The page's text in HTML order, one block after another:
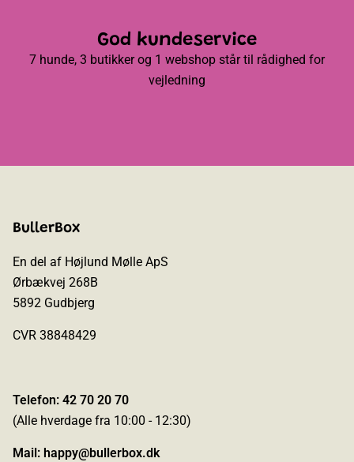
God kundeservice
7 hunde, 3 butikker og 1 webshop står til rådighed for
vejledning
BullerBox
En del af Højlund Mølle ApS
Ørbækvej 268B
5892 Gudbjerg
CVR 38848429
Telefon: 42 70 20 70
(Alle hverdage fra 10:00 - 12:30)
Mail: happy@bullerbox.dk